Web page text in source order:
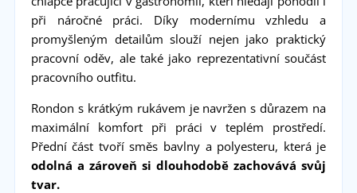
při náročné práci. Díky modernímu vzhledu a
promyšleným detailům slouží nejen jako praktický
pracovní oděv, ale také jako reprezentativní součást
pracovního outfitu.
Rondon s krátkým rukávem je navržen s důrazem na
maximální komfort při práci v teplém prostředí.
Přední část tvoří směs bavlny a polyesteru, která je
odolná a zároveň si dlouhodobě zachovává svůj
tvar.